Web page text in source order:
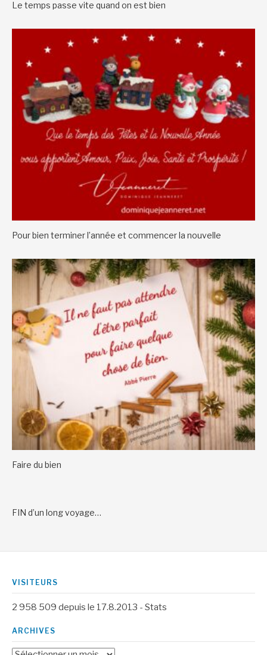
Le temps passe vite quand on est bien
Pour bien terminer l’année et commencer la nouvelle
Faire du bien
FIN d’un long voyage…
VISITEURS
2 958 509 depuis le 17.8.2013 - Stats
ARCHIVES